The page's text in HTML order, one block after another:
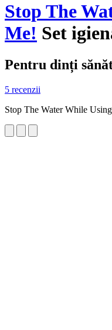
Stop The
Me! Set
Pentru dinți
5 recenzii
Stop The Water While